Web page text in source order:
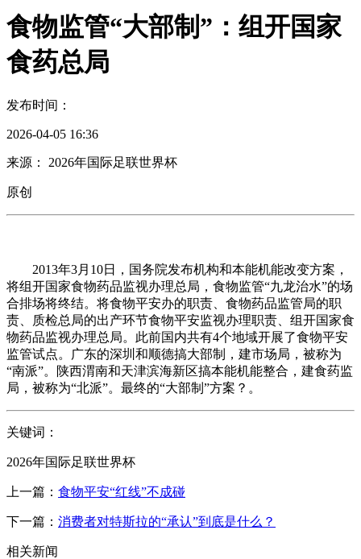
食物监管“大部制”：组开国家
食药总局
发布时间：
2026-04-05 16:36
来源： 2026年国际足联世界杯
原创
2013年3月10日，国务院发布机构和本能机能改变方案，
将组开国家食物药品监视办理总局，食物监管“九龙治水”的场
合排场将终结。将食物平安办的职责、食物药品监管局的职
责、质检总局的出产环节食物平安监视办理职责、组开国家食
物药品监视办理总局。此前国内共有4个地域开展了食物平安
监管试点。广东的深圳和顺德搞大部制，建市场局，被称为
“南派”。陕西渭南和天津滨海新区搞本能机能整合，建食药监
局，被称为“北派”。最终的“大部制”方案？。
关键词：
2026年国际足联世界杯
上一篇： 食物平安“红线”不成碰
下一篇： 消费者对特斯拉的“承认”到底是什么？
相关新闻